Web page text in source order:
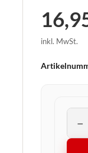
inkl. MwSt.
−